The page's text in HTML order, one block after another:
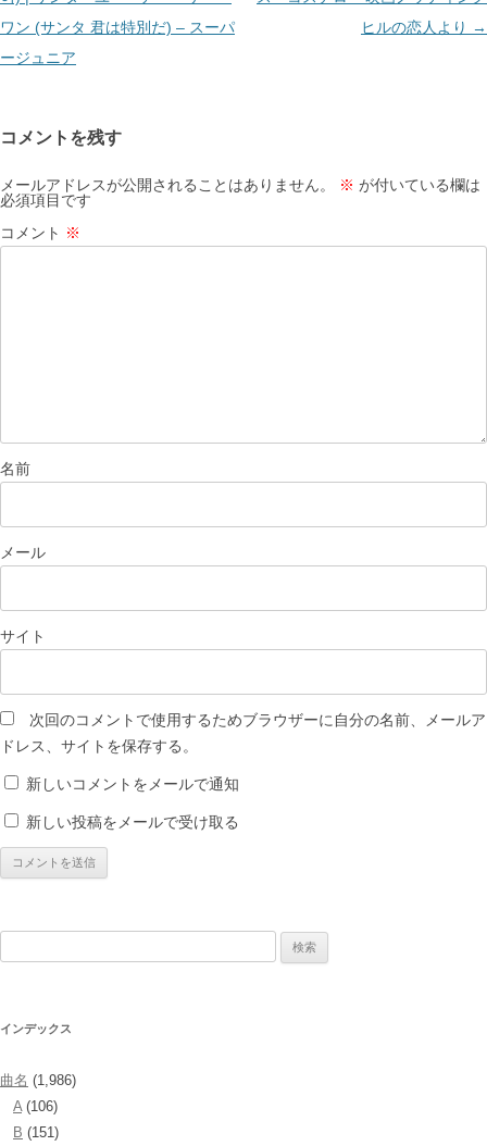
ビ
ゲ
ョ
ン
ワン (サンタ 君は特別だ) – スーパ
ージュニア
ヒルの恋人より →
コメントを残す
メールアドレスが公開されることはありません。 ※ が付いている欄は
必須項目です
コメント ※
名前
メール
サイト
次回のコメントで使用するためブラウザーに自分の名前、メールア
ドレス、サイトを保存する。
新しいコメントをメールで通知
新しい投稿をメールで受け取る
インデックス
曲名 (1,986)
A(106)
B (151)